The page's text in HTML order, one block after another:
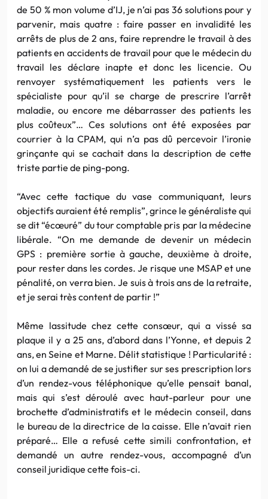
de 50 % mon volume d’IJ, je n’ai pas 36 solutions pour y
parvenir, mais quatre : faire passer en invalidité les
arrêts de plus de 2 ans, faire reprendre le travail à des
patients en accidents de travail pour que le médecin du
travail les déclare inapte et donc les licencie. Ou
renvoyer systématiquement les patients vers le
spécialiste pour qu’il se charge de prescrire l’arrêt
maladie, ou encore me débarrasser des patients les
plus coûteux”… Ces solutions ont été exposées par
courrier à la CPAM, qui n’a pas dû percevoir l’ironie
grinçante qui se cachait dans la description de cette
triste partie de ping-pong.
“Avec cette tactique du vase communiquant, leurs
objectifs auraient été remplis”, grince le généraliste qui
se dit “écœuré” du tour comptable pris par la médecine
libérale. “On me demande de devenir un médecin
GPS : première sortie à gauche, deuxième à droite,
pour rester dans les cordes. Je risque une MSAP et une
pénalité, on verra bien. Je suis à trois ans de la retraite,
et je serai très content de partir !”
Même lassitude chez cette consœur, qui a vissé sa
plaque il y a 25 ans, d’abord dans l’Yonne, et depuis 2
ans, en Seine et Marne. Délit statistique ! Particularité :
on lui a demandé de se justifier sur ses prescription lors
d’un rendez-vous téléphonique qu’elle pensait banal,
mais qui s’est déroulé avec haut-parleur pour une
brochette d’administratifs et le médecin conseil, dans
le bureau de la directrice de la caisse. Elle n’avait rien
préparé… Elle a refusé cette simili confrontation, et
demandé un autre rendez-vous, accompagné d’un
conseil juridique cette fois-ci.